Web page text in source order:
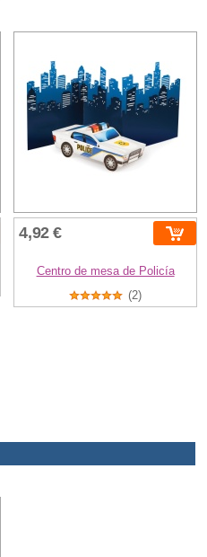
4,92 €
Centro de mesa de Policía
(2)